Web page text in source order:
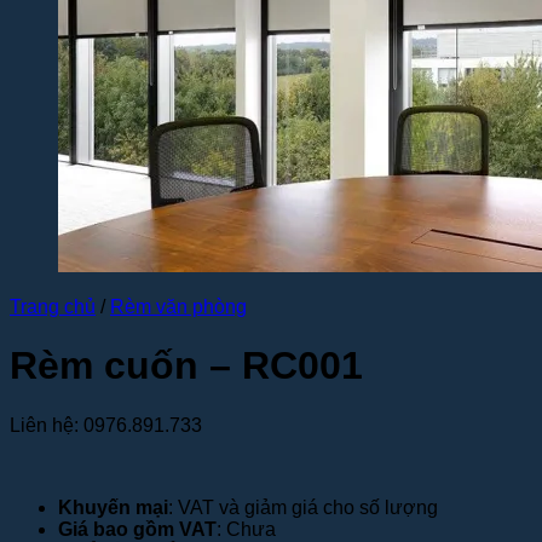
Trang chủ / Rèm văn phòng
Rèm cuốn – RC001
Liên hệ: 0976.891.733
Khuyến mại: VAT và giảm giá cho số lượng
Giá bao gồm VAT: Chưa